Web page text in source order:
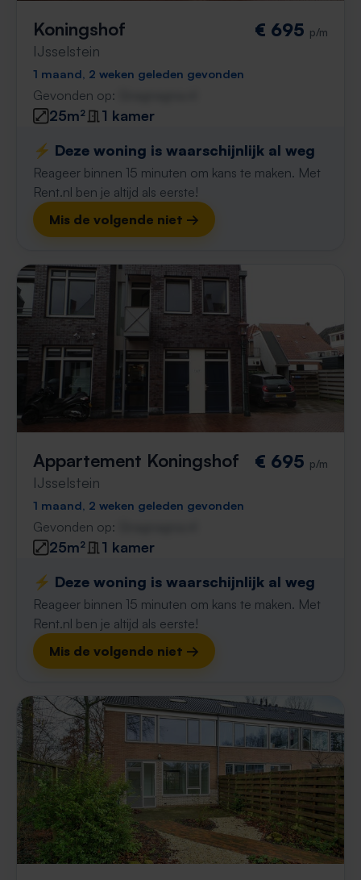
Koningshof
IJsselstein
€ 695 p/m
1 maand, 2 weken geleden gevonden
Gevonden op:
25m²
1 kamer
⚡️ Deze woning is waarschijnlijk al weg
Reageer binnen 15 minuten om kans te maken. Met
Rent.nl ben je altijd als eerste!
Mis de volgende niet →
Appartement Koningshof
IJsselstein
€ 695 p/m
1 maand, 2 weken geleden gevonden
Gevonden op:
25m²
1 kamer
⚡️ Deze woning is waarschijnlijk al weg
Reageer binnen 15 minuten om kans te maken. Met
Rent.nl ben je altijd als eerste!
Mis de volgende niet →